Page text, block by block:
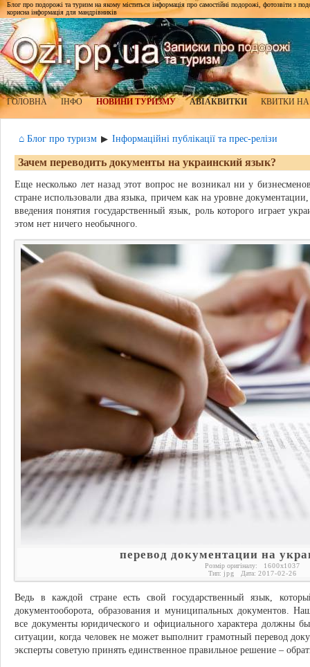
Блог про подорожі та туризм на якому міститься інформація про самостійні подорожі, фотозвіти з
корисна інформація для мандрівників
ГОЛОВНА ІНФО НОВИНИ ТУРИЗМУ АВІАКВИТКИ КВИТКИ
⌂ Блог про туризм ▶ Інформаційні публікації та прес-релізи
Зачем переводить документы на украинский язык?
Еще несколько лет назад этот вопрос не возникал ни у
стране использовали два языка, причем как на уровне
введения понятия государственный язык, роль которого играет
этом нет ничего необычного.
перевод документации на
Розмір оригіналу: 1600x1037
Тип: jpg Дата: 2017-02-26
Ведь в каждой стране есть свой государственный язык,
документооборота, образования и муниципальных документов.
все документы юридического и официального характера должны
ситуации, когда человек не может выполнит грамотный перевод
эксперты советую принять единственное правильное решение –